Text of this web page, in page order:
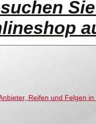
Reifen und Felgen